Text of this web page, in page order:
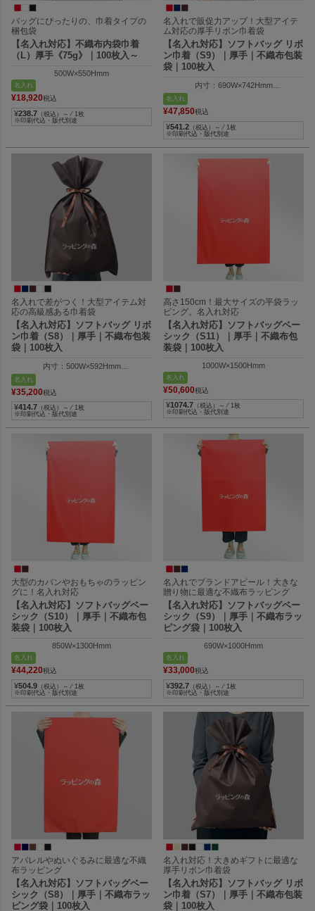
バッグにぴったりの、巾着タイプの
梱包袋
【名入れ対応】不織布内袋巾着
（L）厚手《75g》｜100枚入～
500W×550Hmm
名入れ
¥18,920税込
¥238.7 （税込）～ ⁄ 1枚
※印刷代込・版代別途
名入れで販促力アップ！大型アイテ
ム対応の厚手リボン巾着袋
【名入れ対応】ソフトバッグ リボ
ン巾着（S9）｜厚手｜不織布包装
袋｜100枚入
内寸：690W×742Hmm
名入れ
¥47,850税込
¥541.2 （税込）～ ⁄ 1枚
※印刷代込・版代別途
名入れで差がつく！大型アイテム対
応の高級感ある巾着袋
【名入れ対応】ソフトバッグ リボ
ン巾着（S8）｜厚手｜不織布包装
袋｜100枚入
内寸：500W×592Hmm
名入れ
¥35,200税込
¥414.7 （税込）～ ⁄ 1枚
※印刷代込・版代別途
高さ150cm！最大サイズの平袋ラッ
ピング。名入れ対応
【名入れ対応】ソフトバッグベー
シック（S11）｜厚手｜不織布包
装袋｜100枚入
1000W×1500Hmm
名入れ
¥50,600税込
¥1074.7 （税込）～ ⁄ 1枚
※印刷代込・版代別途
大型のカバンやおもちゃのラッピン
グに！名入れ対応
【名入れ対応】ソフトバッグベー
シック（S10）｜厚手｜不織布包
装袋｜100枚入
850W×1300Hmm
名入れ
¥44,220税込
¥504.9 （税込）～ ⁄ 1枚
※印刷代込・版代別途
名入れでブランドアピール！大きな
贈り物に最適な不織布ラッピング
【名入れ対応】ソフトバッグベー
シック（S9）｜厚手｜不織布ラッ
ピング袋｜100枚入
690W×1000Hmm
名入れ
¥33,000税込
¥392.7 （税込）～ ⁄ 1枚
※印刷代込・版代別途
アパレルやぬいぐるみに最適な不織
布ラッピング
【名入れ対応】ソフトバッグベー
シック（S8）｜厚手｜不織布ラッ
ピング袋｜100枚入
名入れ対応！大きめギフトに最適な
厚手リボン巾着袋
【名入れ対応】ソフトバッグ リボ
ン巾着（S7）｜厚手｜不織布包装
袋｜100枚入